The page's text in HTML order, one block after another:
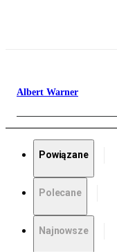
Albert Warner
Powiązane
Polecane
Najnowsze